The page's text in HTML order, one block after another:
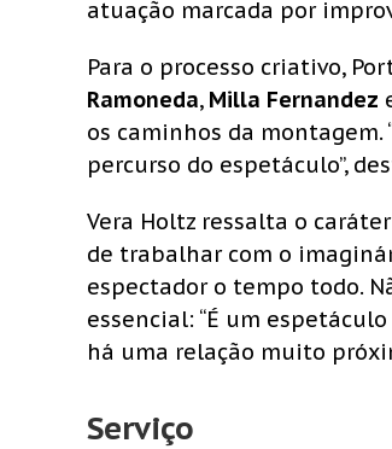
atuação marcada por
Para o processo criativo,
Ramoneda, Milla Fernandez
os caminhos da
percurso do espetáculo”,
Vera Holtz ressalta o
de trabalhar com o
espectador o tempo todo.
essencial: “É um
há uma relação muito
Serviço